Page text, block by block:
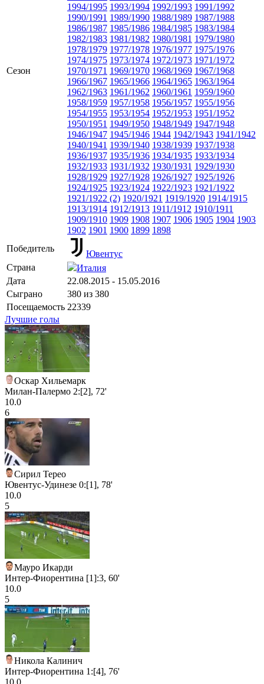
Сезон
1994/1995 1993/1994 1992/1993 1991/1992
1990/1991 1989/1990 1988/1989 1987/1988
1986/1987 1985/1986 1984/1985 1983/1984
1982/1983 1981/1982 1980/1981 1979/1980
1978/1979 1977/1978 1976/1977 1975/1976
1974/1975 1973/1974 1972/1973 1971/1972
1970/1971 1969/1970 1968/1969 1967/1968
1966/1967 1965/1966 1964/1965 1963/1964
1962/1963 1961/1962 1960/1961 1959/1960
1958/1959 1957/1958 1956/1957 1955/1956
1954/1955 1953/1954 1952/1953 1951/1952
1950/1951 1949/1950 1948/1949 1947/1948
1946/1947 1945/1946 1944 1942/1943 1941/1942
1940/1941 1939/1940 1938/1939 1937/1938
1936/1937 1935/1936 1934/1935 1933/1934
1932/1933 1931/1932 1930/1931 1929/1930
1928/1929 1927/1928 1926/1927 1925/1926
1924/1925 1923/1924 1922/1923 1921/1922
1921/1922 (2) 1920/1921 1919/1920 1914/1915
1913/1914 1912/1913 1911/1912 1910/1911
1909/1910 1909 1908 1907 1906 1905 1904 1903
1902 1901 1900 1899 1898
Победитель
Ювентус
Страна
Италия
Дата
22.08.2015 - 15.05.2016
Сыграно
380 из 380
Посещаемость 22339
Лучшие голы
Оскар Хильемарк
Милан-Палермо 2:[2], 72'
10.0
6
Сирил Терео
Ювентус-Удинезе 0:[1], 78'
10.0
5
Мауро Икарди
Интер-Фиорентина [1]:3, 60'
10.0
5
Никола Калинич
Интер-Фиорентина 1:[4], 76'
10.0